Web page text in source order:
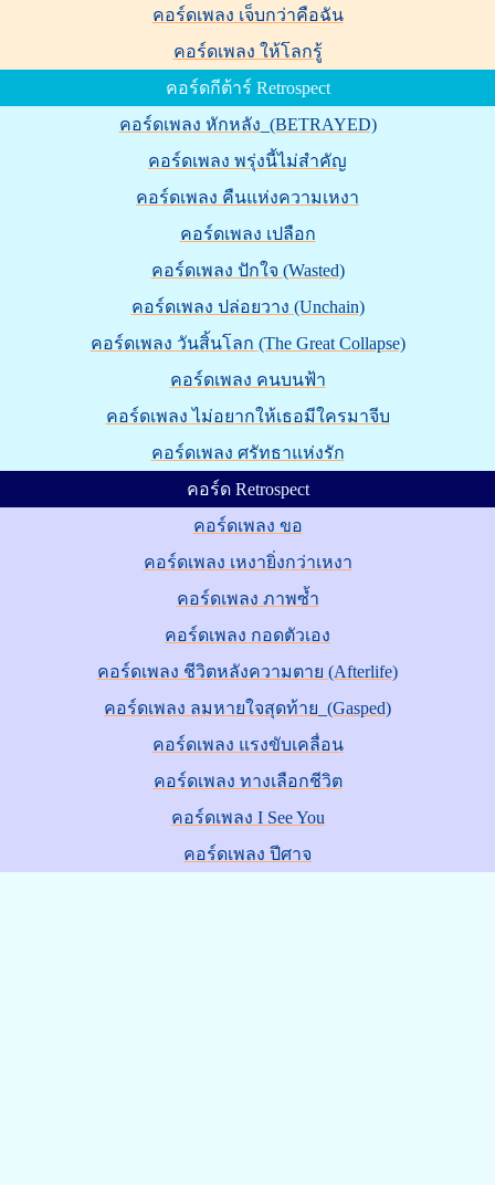
คอร์ดเพลง เจ็บกว่าคือฉัน
คอร์ดเพลง ให้โลกรู้
คอร์ดกีต้าร์ Retrospect
คอร์ดเพลง หักหลัง‬_(BETRAYED)
คอร์ดเพลง พรุ่งนี้ไม่สำคัญ
คอร์ดเพลง คืนแห่งความเหงา
คอร์ดเพลง เปลือก
คอร์ดเพลง ปักใจ (Wasted)
คอร์ดเพลง ปล่อยวาง (Unchain)
คอร์ดเพลง วันสิ้นโลก (The Great Collapse)
คอร์ดเพลง คนบนฟ้า
คอร์ดเพลง ไม่อยากให้เธอมีใครมาจีบ
คอร์ดเพลง ศรัทธาแห่งรัก
คอร์ด Retrospect
คอร์ดเพลง ขอ
คอร์ดเพลง เหงายิ่งกว่าเหงา
คอร์ดเพลง ภาพซ้ำ
คอร์ดเพลง กอดตัวเอง
คอร์ดเพลง ชีวิตหลังความตาย (Afterlife)
คอร์ดเพลง ลมหายใจสุดท้าย_(Gasped)
คอร์ดเพลง แรงขับเคลื่อน
คอร์ดเพลง ทางเลือกชีวิต
คอร์ดเพลง I See You
คอร์ดเพลง ปีศาจ